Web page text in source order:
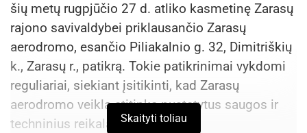
šių metų rugpjūčio 27 d. atliko kasmetinę Zarasų
rajono savivaldybei priklausančio Zarasų
aerodromo, esančio Piliakalnio g. 32, Dimitriškių
k., Zarasų r., patikrą. Tokie patikrinimai vykdomi
reguliariai, siekiant įsitikinti, kad Zarasų
aerodromo veikla atitinka nustatytus saugos ir
techninius reikalavimus.Skaityti toliau